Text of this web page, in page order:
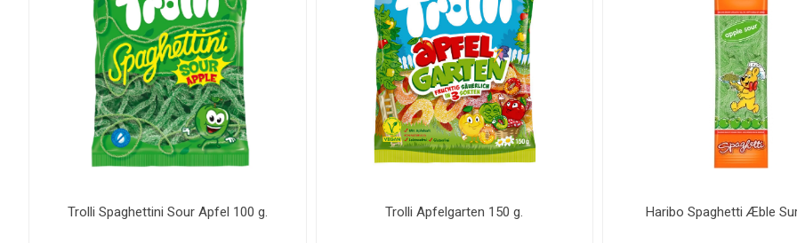
Trolli Spaghettini Sour Apfel 100 g. Trolli Apfelgarten 150 g. Haribo Spaghetti Æble